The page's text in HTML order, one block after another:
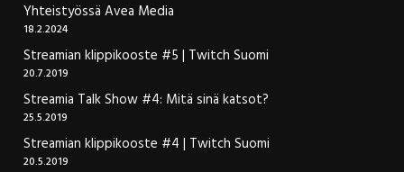
Yhteistyössä Avea Media
18.2.2024
Streamian klippikooste #5 | Twitch Suomi
20.7.2019
Streamia Talk Show #4: Mitä sinä katsot?
25.5.2019
Streamian klippikooste #4 | Twitch Suomi
20.5.2019